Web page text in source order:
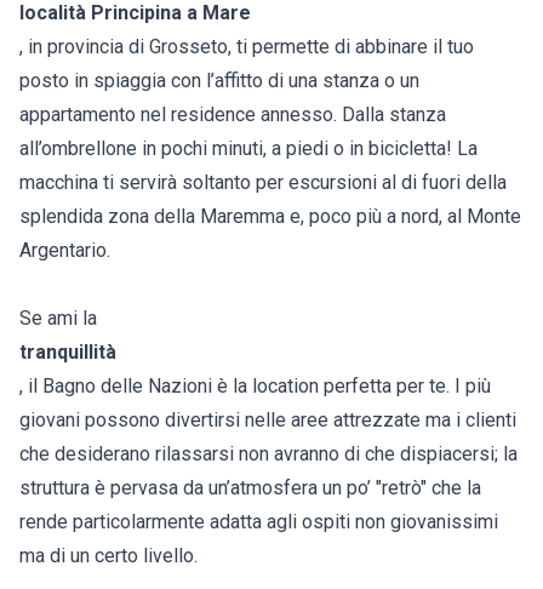
località Principina a Mare
, in provincia di Grosseto, ti permette di abbinare il tuo
posto in spiaggia con l’affitto di una stanza o un
appartamento nel residence annesso. Dalla stanza
all’ombrellone in pochi minuti, a piedi o in bicicletta! La
macchina ti servirà soltanto per escursioni al di fuori della
splendida zona della Maremma e, poco più a nord, al Monte
Argentario.
Se ami la
tranquillità
, il Bagno delle Nazioni è la location perfetta per te. I più
giovani possono divertirsi nelle aree attrezzate ma i clienti
che desiderano rilassarsi non avranno di che dispiacersi; la
struttura è pervasa da un’atmosfera un po’ "retrò" che la
rende particolarmente adatta agli ospiti non giovanissimi
ma di un certo livello.